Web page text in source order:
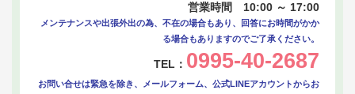
営業時間 10:00 ～ 17:00
メンテナンスや出張外出の為、不在の場合もあり、回答にお時間がかか
る場合もありますのでご了承ください。
TEL： 0995-40-2687
お問い合せは緊急を除き、メールフォーム、公式LINEアカウントからお